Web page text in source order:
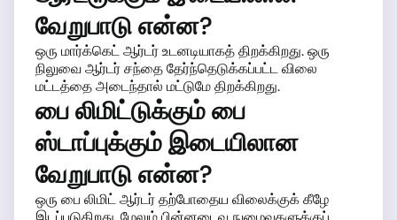
வேறுபாடு என்ன?
ஒரு மார்க்கெட் ஆர்டர் உடனடியாகத் திறக்கிறது. ஒரு
நிலுவை ஆர்டர் சந்தை தேர்ந்தெடுக்கப்பட்ட விலை
மட்டத்தை அடைந்தால் மட்டுமே திறக்கிறது.
பை லிமிட்டுக்கும் பை
ஸ்டாப்புக்கும் இடையிலான
வேறுபாடு என்ன?
ஒரு பை லிமிட் ஆர்டர் தற்போதைய விலைக்குக் கீழே